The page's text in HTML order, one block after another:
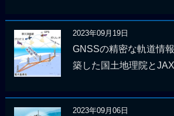
2023年09月19日
GNSSの精密な軌道情
築した国土地理院と
2023年09月06日